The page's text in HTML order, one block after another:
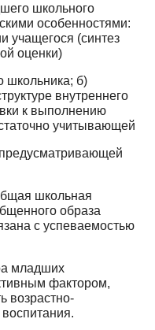
школьного
особен­ностями:
учащегося (синтез
оценки)
школьника; б)
внутреннего
к выполнению
учитывающей
школьная
образа
с успеваемостью
младших
фактором,
возрастно-